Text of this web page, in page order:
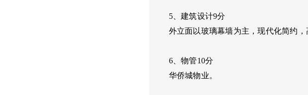
5、建筑设计9分
外立面以玻璃幕墙为主，现代化简约，
6、物管10分
华侨城物业。